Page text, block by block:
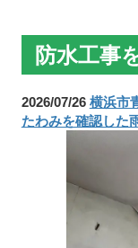
防水工事
2026/07/26 横浜市
たわみを確認した